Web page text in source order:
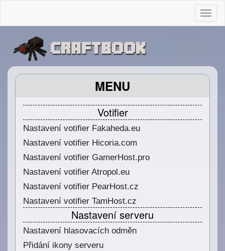
MENU
Votifier
Nastavení votifier Fakaheda.eu
Nastavení votifier Hicoria.com
Nastavení votifier GamerHost.pro
Nastavení votifier Atropol.eu
Nastavení votifier PearHost.cz
Nastavení votifier TamHost.cz
Nastavení serveru
Nastavení hlasovacích odměn
Přidání ikony serveru